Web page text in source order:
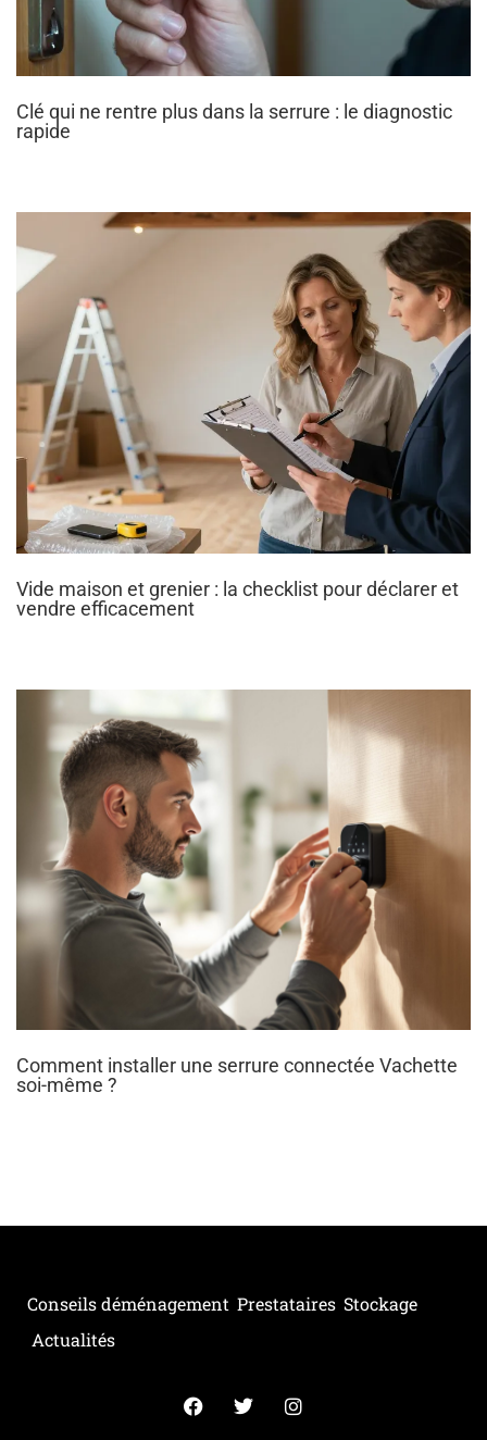
Clé qui ne rentre plus dans la serrure : le diagnostic
rapide
Vide maison et grenier : la checklist pour déclarer et
vendre efficacement
Comment installer une serrure connectée Vachette
soi-même ?
Conseils déménagement Prestataires Stockage
Actualités